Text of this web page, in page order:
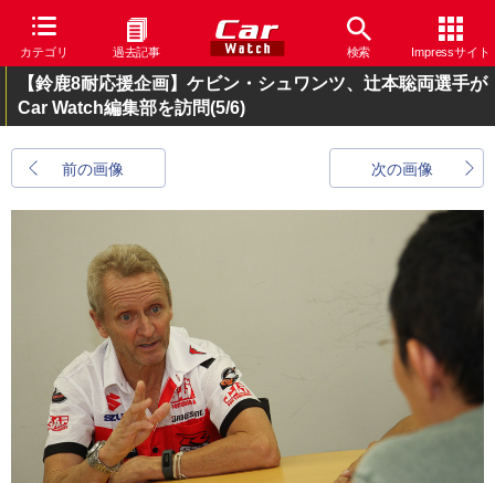
カテゴリ 過去記事 検索 Impressサイト
【鈴鹿8耐応援企画】ケビン・シュワンツ、辻本聡両選手が
Car Watch編集部を訪問(5/6)
前の画像 次の画像